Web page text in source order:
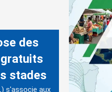
des
stades
s'associe aux